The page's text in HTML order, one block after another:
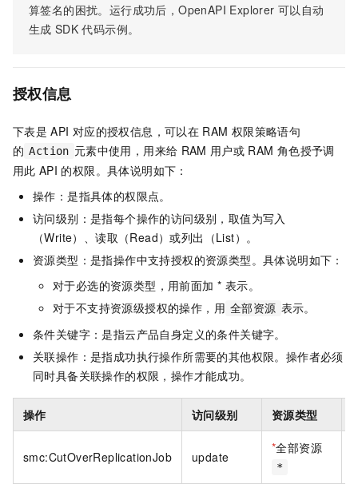
算签名的困扰。运行成功后，OpenAPI Explorer 可以自动
生成 SDK 代码示例。
授权信息
下表是 API 对应的授权信息，可以在 RAM 权限策略语句
的 Action 元素中使用，用来给 RAM 用户或 RAM 角色授予调
用此 API 的权限。具体说明如下：
操作：是指具体的权限点。
访问级别：是指每个操作的访问级别，取值为写入
（Write）、读取（Read）或列出（List）。
资源类型：是指操作中支持授权的资源类型。具体说明如下：
对于必选的资源类型，用前面加 * 表示。
对于不支持资源级授权的操作，用 全部资源 表示。
条件关键字：是指云产品自身定义的条件关键字。
关联操作：是指成功执行操作所需要的其他权限。操作者必须
同时具备关联操作的权限，操作才能成功。
操作 访问级别 资源类型
smc:CutOverReplicationJob update
*全部资源
*